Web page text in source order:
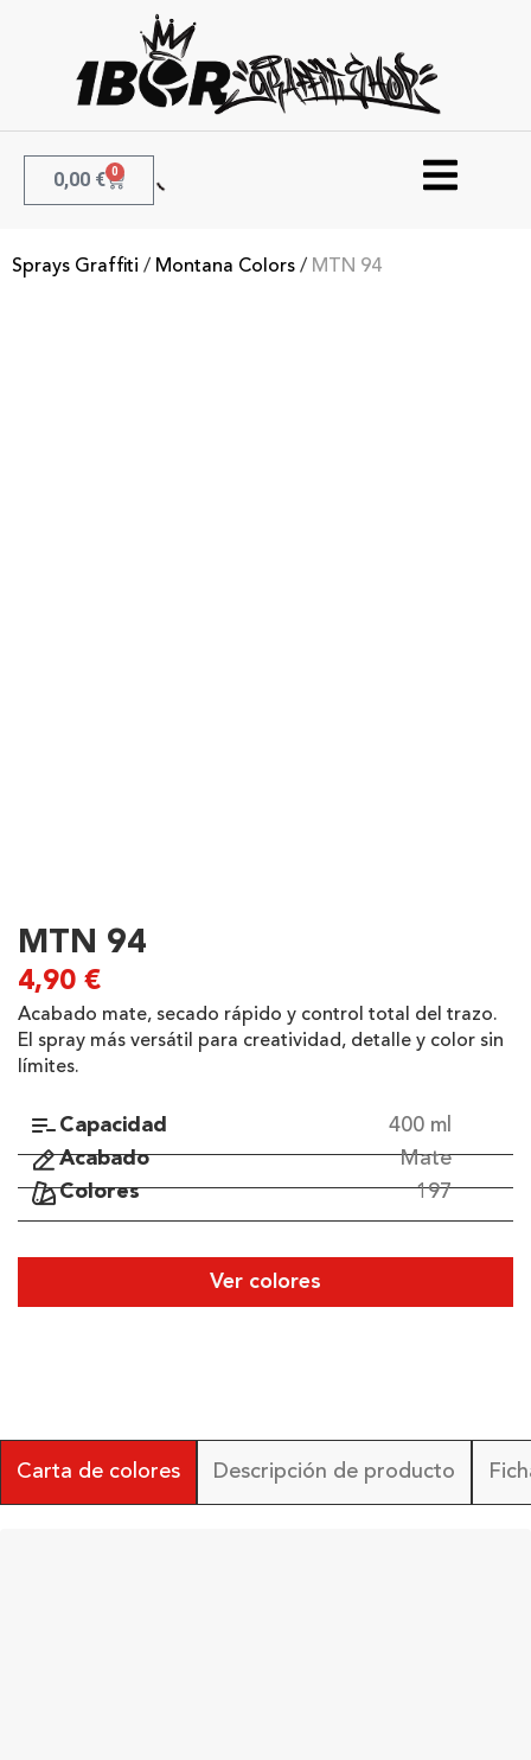
0,00 € 0
Sprays Graffiti / Montana Colors / MTN 94
MTN 94
4,90 €
Acabado mate, secado rápido y control total del trazo.
El spray más versátil para creatividad, detalle y color sin
límites.
Capacidad
400 ml
Acabado
Mate
Colores
197
Ver colores
Carta de colores Descripción de producto